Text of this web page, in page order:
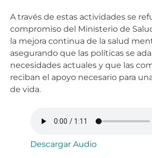
A través de estas actividades se
compromiso del Ministerio de
la mejora continua de la salud
asegurando que las políticas se
necesidades actuales y que las
reciban el apoyo necesario para
de vida.
Descargar Audio